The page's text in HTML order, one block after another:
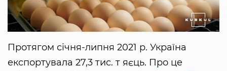
Протягом січня-липня 2021 р. Україна
експортувала 27,3 тис. т яєць. Про це